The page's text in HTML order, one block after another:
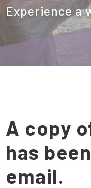
Experience a
A copy
has
email.